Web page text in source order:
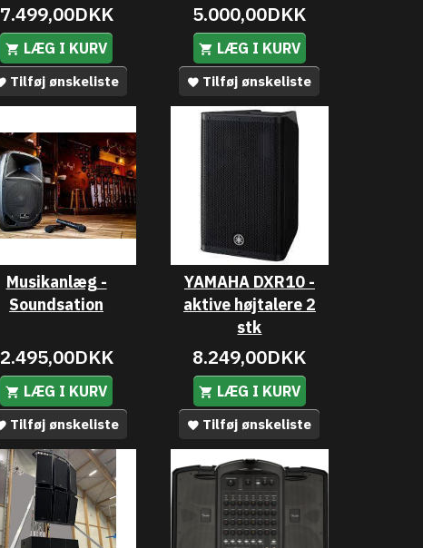
7.499,00DKK
LÆG I KURV
Tilføj ønskeliste
5.000,00DKK
LÆG I KURV
Tilføj ønskeliste
Musikanlæg -
Soundsation
2.495,00DKK
LÆG I KURV
Tilføj ønskeliste
YAMAHA DXR10 -
aktive højtalere 2
stk
8.249,00DKK
LÆG I KURV
Tilføj ønskeliste